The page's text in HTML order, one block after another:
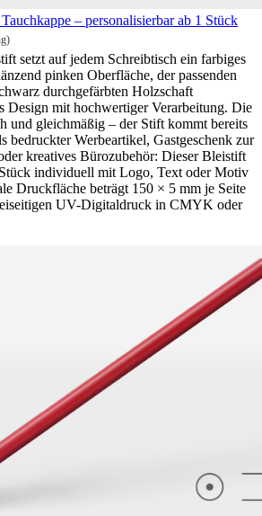
– personalisierbar ab 1 Stück
setzt auf jedem Schreibtisch ein farbiges
pinken Oberfläche, der passenden
durchgefärbten Holzschaft
Design mit hochwertiger Verarbeitung. Die
und gleichmäßig – der Stift kommt bereits
bedruckter Werbeartikel, Gastgeschenk zur
kreatives Bürozubehör: Dieser Bleistift
individuell mit Logo, Text oder Motiv
Druckfläche beträgt 150 × 5 mm je Seite
UV-Digitaldruck in CMYK oder